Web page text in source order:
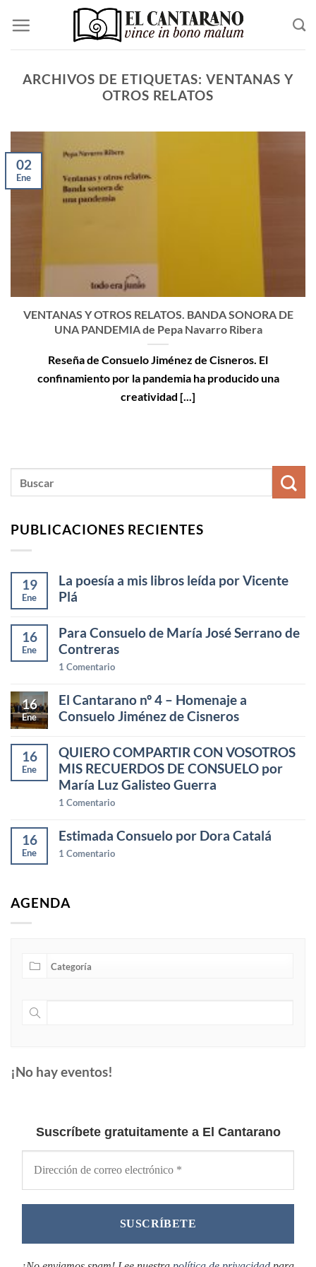
contenido
ARCHIVOS DE ETIQUETAS:VENTANAS Y
OTROS RELATOS
VENTANAS Y OTROS RELATOS. BANDA SONORA DE
UNA PANDEMIA de Pepa Navarro Ribera
Reseña de Consuelo Jiménez de Cisneros. El
confinamiento por la pandemia ha producido una
creatividad [...]
02
Ene
PUBLICACIONES RECIENTES
19
Ene
La poesía a mis libros leída por Vicente
Plá
16
Ene
Para Consuelo de María José Serrano de
Contreras
1 Comentario
16
Ene
El Cantarano nº 4 – Homenaje a
Consuelo Jiménez de Cisneros
16
Ene
QUIERO COMPARTIR CON VOSOTROS
MIS RECUERDOS DE CONSUELO por
María Luz Galisteo Guerra
1 Comentario
16
Ene
Estimada Consuelo por Dora Catalá
1 Comentario
AGENDA
¡No hay eventos!
Suscríbete gratuitamente a El Cantarano